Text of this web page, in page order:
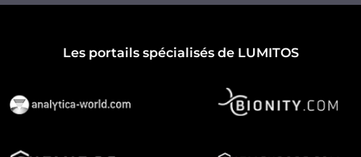
Les portails spécialisés de LUMITOS